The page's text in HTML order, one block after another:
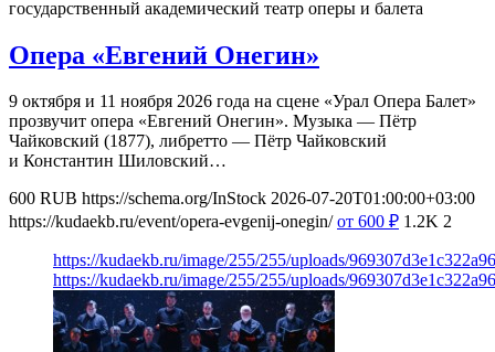
государственный академический театр оперы и балета
Опера «Евгений Онегин»
9 октября и 11 ноября 2026 года на сцене «Урал Опера Балет»
прозвучит опера «Евгений Онегин». Музыка — Пётр
Чайковский (1877), либретто — Пётр Чайковский
и Константин Шиловский…
600 RUB https://schema.org/InStock 2026-07-20T01:00:00+03:00
https://kudaekb.ru/event/opera-evgenij-onegin/ от 600 ₽ 1.2K 2
https://kudaekb.ru/image/255/255/uploads/
https://kudaekb.ru/image/255/255/uploads/